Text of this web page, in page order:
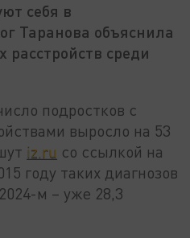
себя в
Таранова объяснила
расстройств среди
подростков с
выросло на 53
iz.ru со ссылкой на
году таких диагнозов
м – уже 28,3